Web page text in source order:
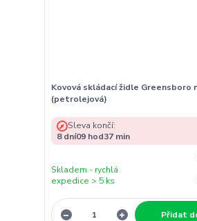
Kovová skládací židle Greensboro
(petrolejová)
Skladem - rychlá
expedice > 5 ks
Sleva končí:
8 dní09 hod37 min
Přidat